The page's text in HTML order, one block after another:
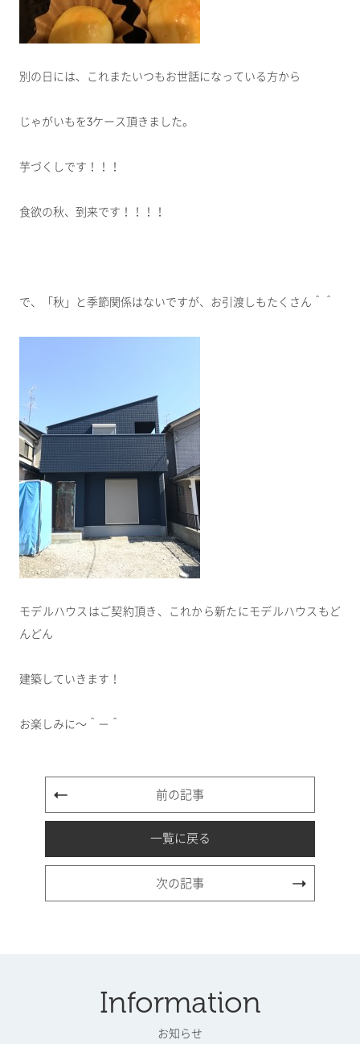
別の日には、これまたいつもお世話になっている方から
じゃがいもを3ケース頂きました。
芋づくしです！！！
食欲の秋、到来です！！！！
で、「秋」と季節関係はないですが、お引渡しもたくさん＾＾
モデルハウスはご契約頂き、これから新たにモデルハウスもど
んどん
建築していきます！
お楽しみに～＾－＾
前の記事
一覧に戻る
次の記事
Information
お知らせ